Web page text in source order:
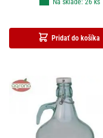
Pridať do košíka